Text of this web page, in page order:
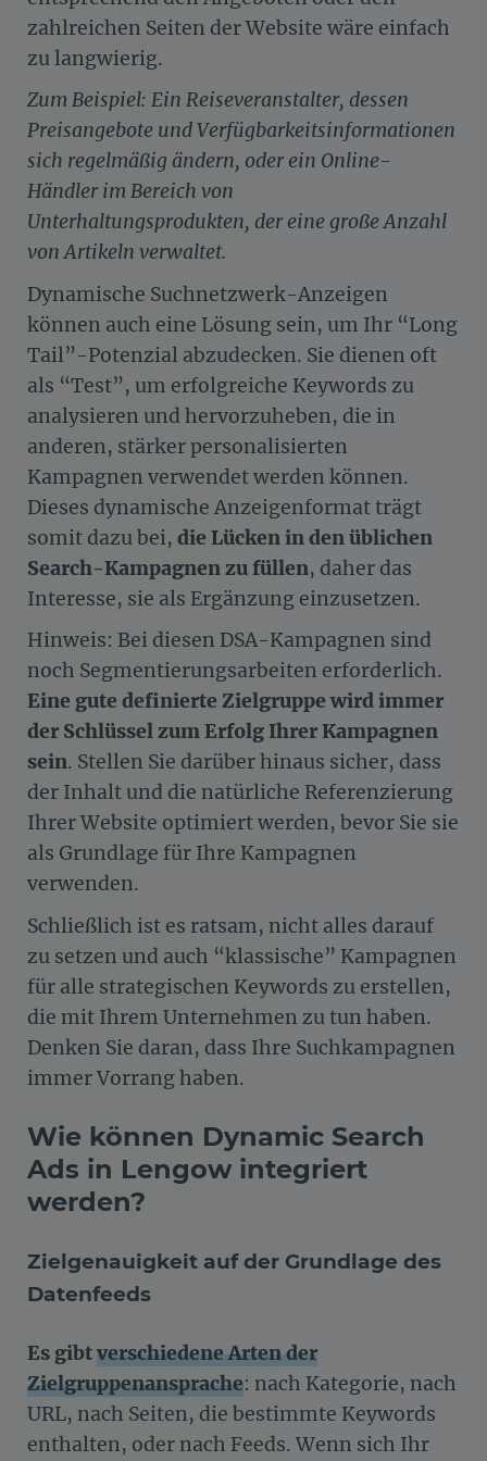
zahlreichen Seiten der Website wäre einfach
zu langwierig.
Zum Beispiel: Ein Reiseveranstalter, dessen
Preisangebote und Verfügbarkeitsinformationen
sich regelmäßig ändern, oder ein Online-
Händler im Bereich von
Unterhaltungsprodukten, der eine große Anzahl
von Artikeln verwaltet.
Dynamische Suchnetzwerk-Anzeigen
können auch eine Lösung sein, um Ihr “Long
Tail”-Potenzial abzudecken. Sie dienen oft
als “Test”, um erfolgreiche Keywords zu
analysieren und hervorzuheben, die in
anderen, stärker personalisierten
Kampagnen verwendet werden können.
Dieses dynamische Anzeigenformat trägt
somit dazu bei, die Lücken in den üblichen
Search-Kampagnen zu füllen, daher das
Interesse, sie als Ergänzung einzusetzen.
Hinweis: Bei diesen DSA-Kampagnen sind
noch Segmentierungsarbeiten erforderlich.
Eine gute definierte Zielgruppe wird immer
der Schlüssel zum Erfolg Ihrer Kampagnen
sein. Stellen Sie darüber hinaus sicher, dass
der Inhalt und die natürliche Referenzierung
Ihrer Website optimiert werden, bevor Sie sie
als Grundlage für Ihre Kampagnen
verwenden.
Schließlich ist es ratsam, nicht alles darauf
zu setzen und auch “klassische” Kampagnen
für alle strategischen Keywords zu erstellen,
die mit Ihrem Unternehmen zu tun haben.
Denken Sie daran, dass Ihre Suchkampagnen
immer Vorrang haben.
Wie können Dynamic Search
Ads in Lengow integriert
werden?
Zielgenauigkeit auf der Grundlage des
Datenfeeds
Es gibtverschiedene Arten der
Zielgruppenansprache: nach Kategorie, nach
URL, nach Seiten, die bestimmte Keywords
enthalten, oder nach Feeds. Wenn sich Ihr